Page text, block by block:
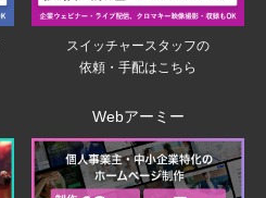
スイッチャースタッフの
依頼・手配はこちら
Webアーミー